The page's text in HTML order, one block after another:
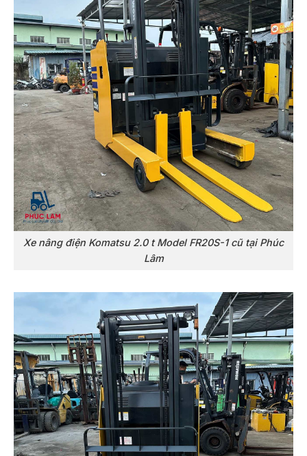
Xe nâng điện Komatsu 2.0 t Model FR20S-1 cũ tại Phúc
Lâm